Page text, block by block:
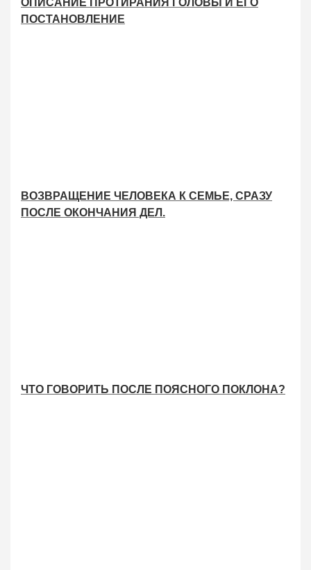
ОПИСАНИЕ ПРОТИРАНИЯ ГОЛОВЫ И ЕГО
ПОСТАНОВЛЕНИЕ
ВОЗВРАЩЕНИЕ ЧЕЛОВЕКА К СЕМЬЕ, СРАЗУ
ПОСЛЕ ОКОНЧАНИЯ ДЕЛ.
ЧТО ГОВОРИТЬ ПОСЛЕ ПОЯСНОГО ПОКЛОНА?